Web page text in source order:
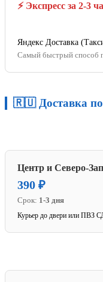
⚡ Экспресс за 2-3
Яндекс Доставка
Самый быстрый способ
🇷🇺 Доставка по
Центр и Северо-
390 ₽
Срок: 1-3 дня
Курьер до двери или ПВЗ